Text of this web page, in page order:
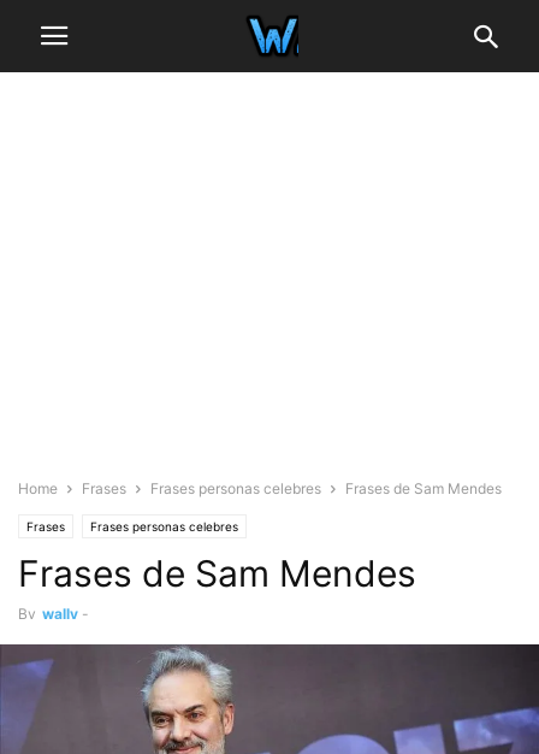
Home Frases Frases personas celebres Frases de Sam Mendes
Frases Frases personas celebres
Frases de Sam Mendes
By wally -